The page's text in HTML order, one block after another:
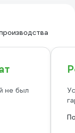
не был